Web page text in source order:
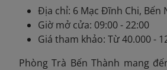
Địa chỉ: 6 Mạc Đĩnh Chi, Bến
Giờ mở cửa: 09:00 - 22:00
Giá tham khảo: Từ 40.000 -
Phòng Trà Bến Thành mang